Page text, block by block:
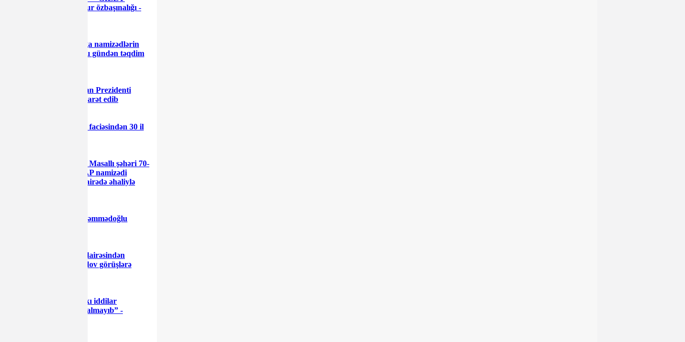
Lerikdə yaşanan məmur özbaşınalığı -
Deputatlığa namizədlərin
nəzərinə: hesabatlar bu gündən təqdim
Azərbaycan Prezidenti
Şəhidlər xiyabanını ziyarət edib
20 Yanvar faciəsindən 30 il
18 Yanvar Masallı şəhəri 70-
ci seçki dairəsindən YAP namizədi
Məşhur Məmmədov dairədə əhaliylə
Yusif Məhəmmədoğlu
Kəlbəcər dairəsindən
namizəd Aqil Məmmədov görüşlərə
"Videodakı iddilar
əsassızdır, polis rüşvət almayıb” -